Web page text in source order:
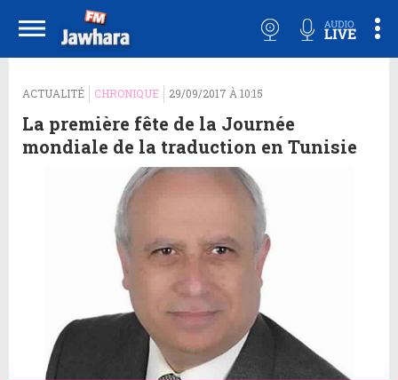
ACTUALITÉ CHRONIQUE 29/09/2017 À 10:15
La première fête de la Journée
mondiale de la traduction en Tunisie